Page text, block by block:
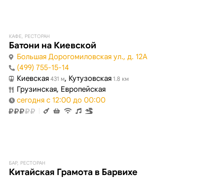
КАФЕ, РЕСТОРАН
Батони на Киевской
Большая Дорогомиловская ул., д. 12А
(499) 755-15-14
Киевская 431 м, Кутузовская 1.8 км
Грузинская, Европейская
сегодня с 12:00 до 00:00
БАР, РЕСТОРАН
Китайская Грамота в Барвихе